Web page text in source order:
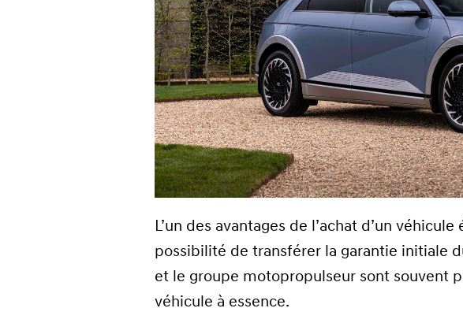
L’un des avantages de l’achat d’un
possibilité de transférer la garantie initiale
et le groupe motopropulseur sont souvent
véhicule à essence.